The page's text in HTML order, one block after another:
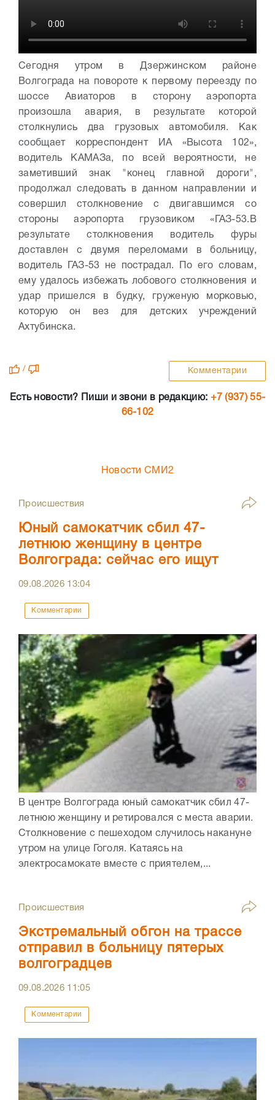
Сегодня утром в Дзержинском районе
Волгограда на повороте к первому переезду по
шоссе Авиаторов в сторону аэропорта
произошла авария, в результате которой
столкнулись два грузовых автомобиля.
Как
сообщает корреспондент ИА «Высота 102»,
водитель КАМАЗа, по всей вероятности, не
заметивший знак "конец главной дороги",
продолжал следовать в данном направлении и
совершил столкновение с двигавшимся со
стороны аэропорта грузовиком «ГАЗ-53. В
результате столкновения водитель фуры
доставлен с двумя переломами в больницу,
водитель ГАЗ-53 не пострадал. По его словам,
ему удалось избежать лобового столкновения и
удар пришелся в будку, груженую морковью,
которую он вез для детских учреждений
Ахтубинска.
/ Комментарии
Есть новости? Пиши и звони в редакцию: +7 (937) 55-
66-102
Новости СМИ2
Происшествия
Юный самокатчик сбил 47-
летнюю женщину в центре
Волгограда: сейчас его ищут
09.08.2026 13:04
Комментарии
В центре Волгограда юный самокатчик сбил 47-
летнюю женщину и ретировался с места аварии.
Столкновение с пешеходом случилось накануне
утром на улице Гоголя. Катаясь на
электросамокате вместе с приятелем,...
Происшествия
Экстремальный обгон на трассе
отправил в больницу пятерых
волгоградцев
09.08.2026 11:05
Комментарии